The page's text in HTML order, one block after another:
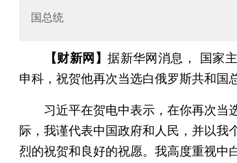
国总统
【财新网】据新华网消息， 国家
申科，祝贺他再次当选白俄罗斯共和国
习近平在贺电中表示，在你再次当
际，我谨代表中国政府和人民，并以我
烈的祝贺和良好的祝愿。我高度重视中